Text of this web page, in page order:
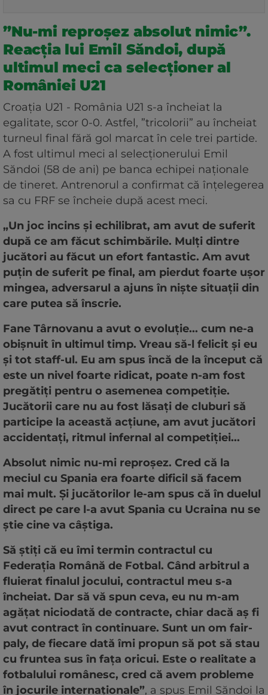
”Nu-mi reproșez absolut nimic”.
Reacția lui Emil Săndoi, după
ultimul meci ca selecționer al
României U21
Croația U21 - România U21 s-a încheiat la
egalitate, scor 0-0. Astfel, ”tricolorii” au încheiat
turneul final fără gol marcat în cele trei partide.
A fost ultimul meci al selecționerului Emil
Săndoi (58 de ani) pe banca echipei naționale
de tineret. Antrenorul a confirmat că înțelegerea
sa cu FRF se încheie după acest meci.
„Un joc incins și echilibrat, am avut de suferit
după ce am făcut schimbările. Mulți dintre
jucători au făcut un efort fantastic. Am avut
puțin de suferit pe final, am pierdut foarte ușor
mingea, adversarul a ajuns în niște situații din
care putea să înscrie.
Fane Târnovanu a avut o evoluție... cum ne-a
obișnuit în ultimul timp. Vreau să-l felicit și eu
și tot staff-ul. Eu am spus încă de la început că
este un nivel foarte ridicat, poate n-am fost
pregătiți pentru o asemenea competiție.
Jucătorii care nu au fost lăsați de cluburi să
participe la această acțiune, am avut jucători
accidentați, ritmul infernal al competiției...
Absolut nimic nu-mi reproșez. Cred că la
meciul cu Spania era foarte dificil să facem
mai mult. Și jucătorilor le-am spus că în duelul
direct pe care l-a avut Spania cu Ucraina nu se
știe cine va câștiga.
Să știți că eu îmi termin contractul cu
Federația Română de Fotbal. Când arbitrul a
fluierat finalul jocului, contractul meu s-a
încheiat. Dar să vă spun ceva, eu nu m-am
agățat niciodată de contracte, chiar dacă aș fi
avut contract în continuare. Sunt un om fair-
paly, de fiecare dată îmi propun să pot să stau
cu fruntea sus în fața oricui. Este o realitate a
fotbalului românesc, cred că avem probleme
în jocurile internaționale”, a spus Emil Săndoi la